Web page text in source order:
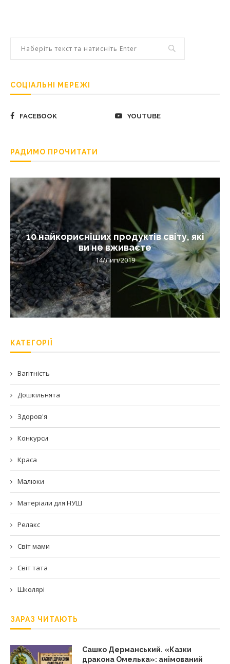
СОЦІАЛЬНІ МЕРЕЖІ
FACEBOOK YOUTUBE
РАДИМО ПРОЧИТАТИ
10 найкорисніших продуктів світу, які
ви не вживаєте
14/Лип/2019
КАТЕГОРІЇ
Вагітність
Дошкільнята
Здоров'я
Конкурси
Краса
Малюки
Матеріали для НУШ
Релакс
Світ мами
Світ тата
Школярі
ЗАРАЗ ЧИТАЮТЬ
Сашко Дерманський. «Казки
дракона Омелька»: анімований